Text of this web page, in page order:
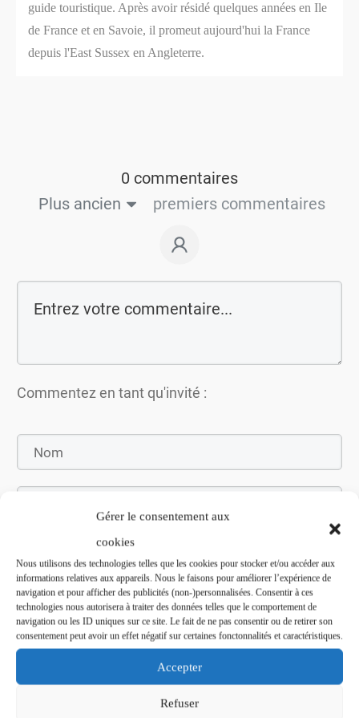
Gérer le consentement aux
cookies
Nous utilisons des technologies telles que les cookies pour stocker et/ou accéder aux
informations relatives aux appareils. Nous le faisons pour améliorer l’expérience de
navigation et pour afficher des publicités (non-)personnalisées. Consentir à ces
technologies nous autorisera à traiter des données telles que le comportement de
navigation ou les ID uniques sur ce site. Le fait de ne pas consentir ou de retirer son
consentement peut avoir un effet négatif sur certaines fonctonnalités et caractéristiques.
Accepter
Refuser
guide touristique. Après avoir résidé quelques années en Ile
de France et en Savoie, il promeut aujourd'hui la France
depuis l'East Sussex en Angleterre.
0 commentaires
Plus ancien
premiers commentaires
Commentez en tant qu'invité :
Soumettez le commentaire